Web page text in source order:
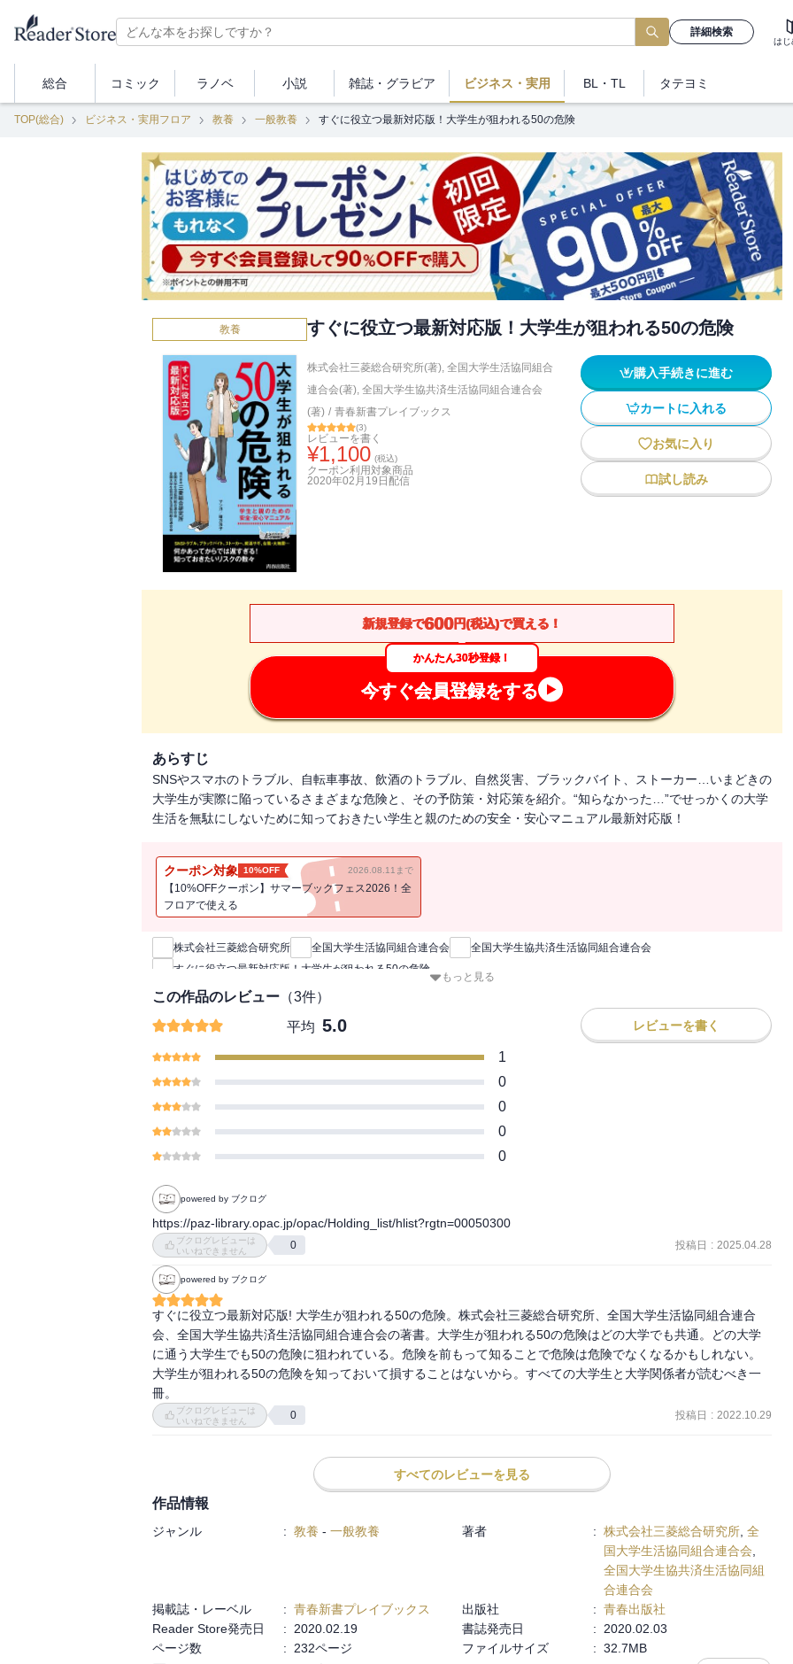
詳細検索
はじ
総合 コミック ラノベ 小説 雑誌・ グラビア ビジネス ・実用 BL・TL タテヨミ
TOP(総合) ビジネス・実用フロア 教養 一般教養 すぐに役立つ最新対応版！大学生が狙われる50の危険
教養 すぐに役立つ最新対応版！大学生が狙われる50の危険
株式会社三菱総合研究所(著), 全国大学生活協同組合
連合会(著), 全国大学生協共済生活協同組合連合会
(著) / 青春新書プレイブックス
(3)
レビューを書く
¥1,100 (税込)
クーポン利用対象商品
2020年02月19日 配信
購入手続きに進む
カートに入れる
お気に入り
試し読み
新規登録で600円(税込)で買える！
かんたん30秒登録！
今すぐ会員登録をする
あらすじ
SNSやスマホのトラブル、自転車事故、飲酒のトラブル、自然災害、ブラックバイト、ストーカー…いまどきの
大学生が実際に陥っているさまざまな危険と、その予防策・対応策を紹介。“知らなかった…”でせっかくの大学
生活を無駄にしないために知っておきたい学生と親のための安全・安心マニュアル最新対応版！
クーポン対象 10%OFF 2026.08.11まで
【10%OFFクーポン】サマーブックフェス2026！全
フロアで使える
新刊通知
株式会社三菱総合研究所 全国大学生活協同組合連合会
全国大学生協共済生活協同組合連合会
すぐに役立つ最新対応版！大学生が狙われる50の危険
もっと見る
この作品のレビュー （3件）
平均 5.0 レビューを書く
1
0
0
0
0
powered by ブクログ
https://paz-library.opac.jp/opac/Holding_list/hlist?rgtn=00050300
ブクログレビューは
いいねできません
0 投稿日 : 2025.04.28
powered by ブクログ
すぐに役立つ最新対応版! 大学生が狙われる50の危険。株式会社三菱総合研究所、全国大学生活協同組合連合
会、全国大学生協共済生活協同組合連合会の著書。大学生が狙われる50の危険はどの大学でも共通。どの大学
に通う大学生でも50の危険に狙われている。危険を前もって知ることで危険は危険でなくなるかもしれない。
大学生が狙われる50の危険を知っておいて損することはないから。すべての大学生と大学関係者が読むべき一
冊。
ブクログレビューは
いいねできません
0 投稿日 : 2022.10.29
すべてのレビューを見る
作品情報
ジャンル : 教養 - 一般教養 著者 : 株式会社三菱総合研究所 全
国大学生活協同組合連合会
全国大学生協共済生活協同組
合連合会
掲載誌・レーベル
: 青春新書プレイブックス 出版社 : 青春出版社
Reader Store発売日
: 2020.02.19 書誌発売日 :
2020.02.03
ページ数
: 232ページ ファイルサイズ : 32.7MB